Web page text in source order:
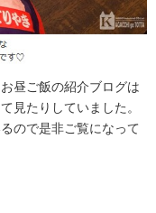
昼ご飯の紹介ブログは
見たりしていました。
ので是非ご覧になって